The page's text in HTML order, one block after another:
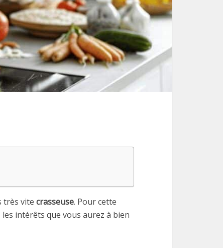
très vite crasseuse. Pour cette
intérêts que vous aurez à bien